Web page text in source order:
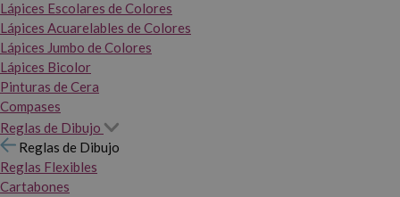
Lápices Escolares de Colores
Lápices Acuarelables de Colores
Lápices Jumbo de Colores
Lápices Bicolor
Pinturas de Cera
Compases
Reglas de Dibujo
Reglas de Dibujo
Reglas Flexibles
Cartabones